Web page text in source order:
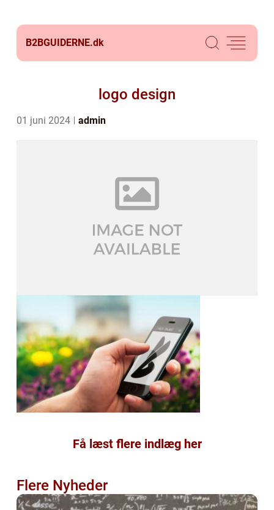
B2BGUIDERNE.dk
logo design
01 juni 2024 admin
Få læst flere indlæg her
Flere Nyheder